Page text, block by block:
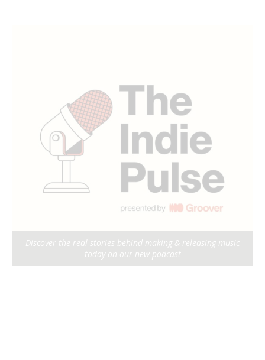
Discover the real stories behind making & releasing music
today on our new podcast